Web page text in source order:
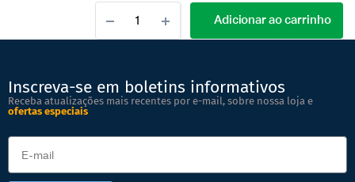
Adicionar ao carrinho
Inscreva-se em boletins informativos
Receba atualizações mais recentes por e-mail, sobre nossa loja e
ofertas especiais